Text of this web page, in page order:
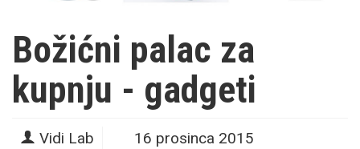
Božićni palac za
kupnju - gadgeti
Vidi Lab 16 prosinca 2015